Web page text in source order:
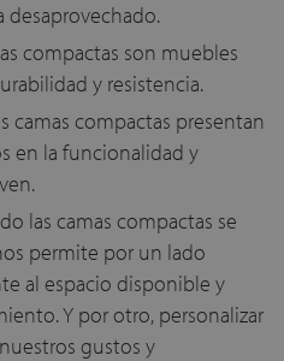
desaprovechado.
compactas son muebles
y resistencia.
camas compactas presentan
en la funcionalidad y
las camas compactas se
permite por un lado
al espacio disponible y
Y por otro, personalizar
gustos y